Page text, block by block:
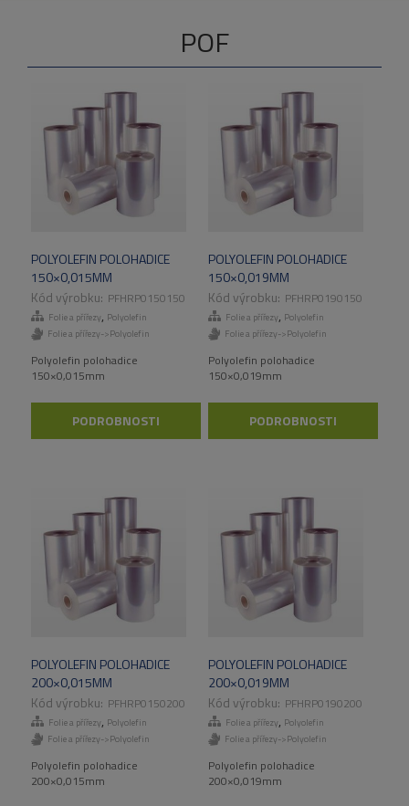
POF
POLYOLEFIN POLOHADICE
150×0,015MM
PFHRP0150150
Folie a přířezy, Polyolefin
Folie a přířezy->Polyolefin
Polyolefin polohadice
150×0,015mm
PODROBNOSTI
POLYOLEFIN POLOHADICE
150×0,019MM
PFHRP0190150
Folie a přířezy, Polyolefin
Folie a přířezy->Polyolefin
Polyolefin polohadice
150×0,019mm
PODROBNOSTI
POLYOLEFIN POLOHADICE
200×0,015MM
PFHRP0150200
Folie a přířezy, Polyolefin
Folie a přířezy->Polyolefin
Polyolefin polohadice
200×0,015mm
POLYOLEFIN POLOHADICE
200×0,019MM
PFHRP0190200
Folie a přířezy, Polyolefin
Folie a přířezy->Polyolefin
Polyolefin polohadice
200×0,019mm